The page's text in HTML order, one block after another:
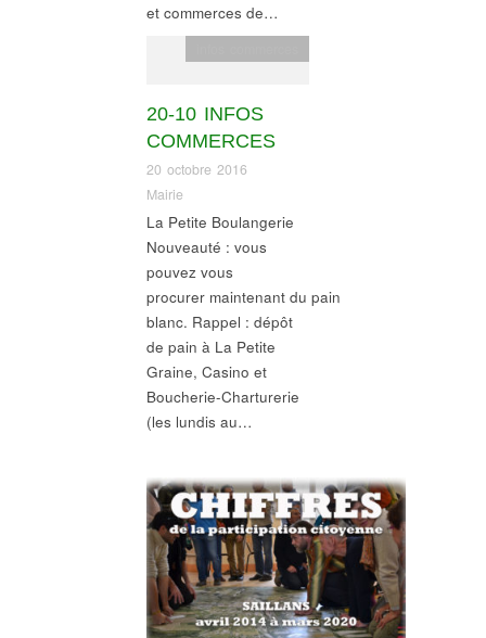
et commerces de…
20-10 INFOS
COMMERCES
20 octobre 2016
Mairie
La Petite Boulangerie
Nouveauté : vous
pouvez vous
procurer maintenant du pain
blanc. Rappel : dépôt
de pain à La Petite
Graine, Casino et
Boucherie-Charturerie
(les lundis au…